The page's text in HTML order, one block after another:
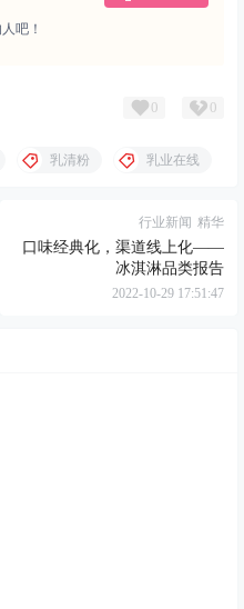
吧！
0 0
乳清粉 乳业在线
行业新闻 精华
口味经典化，渠道线上化——
冰淇淋品类报告
2022-10-29 17:51:47